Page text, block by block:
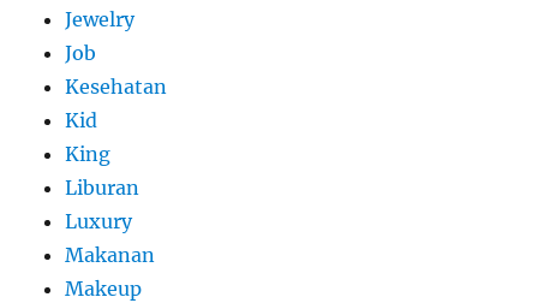
Jewelry
Job
Kesehatan
Kid
King
Liburan
Luxury
Makanan
Makeup